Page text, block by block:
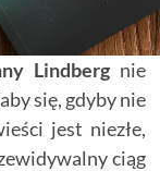
Lindberg nie
się, gdyby nie
jest niezłe,
ciąg